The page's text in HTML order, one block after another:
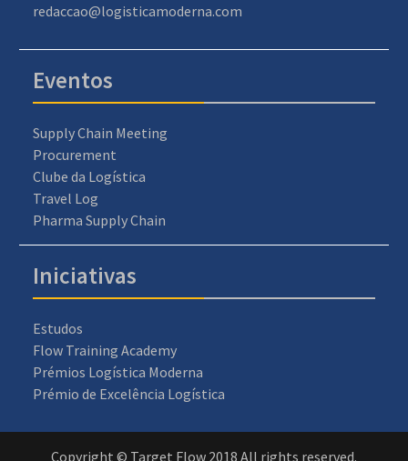
redaccao@logisticamoderna.com
Eventos
Supply Chain Meeting
Procurement
Clube da Logística
Travel Log
Pharma Supply Chain
Iniciativas
Estudos
Flow Training Academy
Prémios Logística Moderna
Prémio de Excelência Logística
Copyright © Target Flow 2018 All rights reserved.